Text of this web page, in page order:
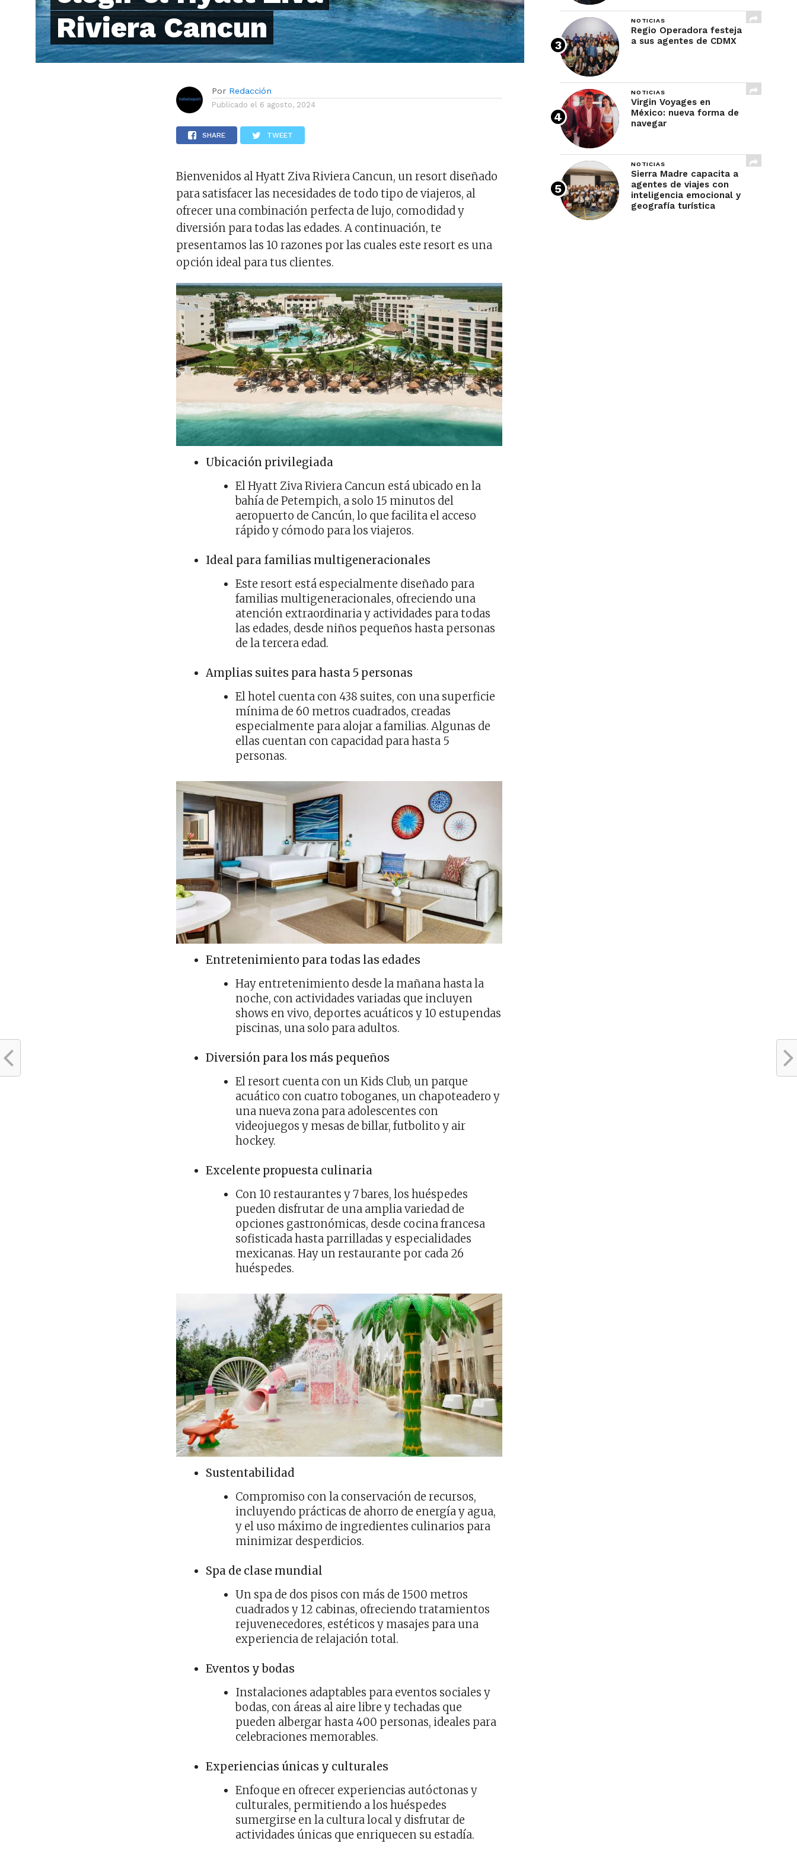
Riviera Cancun
Por Redacción
Publicado el 6 agosto, 2024
SHARE TWEET
Bienvenidos al Hyatt Ziva Riviera Cancun, un resort diseñado
para satisfacer las necesidades de todo tipo de viajeros, al
ofrecer una combinación perfecta de lujo, comodidad y
diversión para todas las edades. A continuación, te
presentamos las 10 razones por las cuales este resort es una
opción ideal para tus clientes.
Ubicación privilegiada
El Hyatt Ziva Riviera Cancun está ubicado en la
bahía de Petempich, a solo 15 minutos del
aeropuerto de Cancún, lo que facilita el acceso
rápido y cómodo para los viajeros.
Ideal para familias multigeneracionales
Este resort está especialmente diseñado para
familias multigeneracionales, ofreciendo una
atención extraordinaria y actividades para todas
las edades, desde niños pequeños hasta personas
de la tercera edad.
Amplias suites para hasta 5 personas
El hotel cuenta con 438 suites, con una superficie
mínima de 60 metros cuadrados, creadas
especialmente para alojar a familias. Algunas de
ellas cuentan con capacidad para hasta 5
personas.
Entretenimiento para todas las edades
Hay entretenimiento desde la mañana hasta la
noche, con actividades variadas que incluyen
shows en vivo, deportes acuáticos y 10 estupendas
piscinas, una solo para adultos.
Diversión para los más pequeños
El resort cuenta con un Kids Club, un parque
acuático con cuatro toboganes, un chapoteadero y
una nueva zona para adolescentes con
videojuegos y mesas de billar, futbolito y air
hockey.
Excelente propuesta culinaria
Con 10 restaurantes y 7 bares, los huéspedes
pueden disfrutar de una amplia variedad de
opciones gastronómicas, desde cocina francesa
sofisticada hasta parrilladas y especialidades
mexicanas. Hay un restaurante por cada 26
huéspedes.
Sustentabilidad
Compromiso con la conservación de recursos,
incluyendo prácticas de ahorro de energía y agua,
y el uso máximo de ingredientes culinarios para
minimizar desperdicios.
Spa de clase mundial
Un spa de dos pisos con más de 1500 metros
cuadrados y 12 cabinas, ofreciendo tratamientos
rejuvenecedores, estéticos y masajes para una
experiencia de relajación total.
Eventos y bodas
Instalaciones adaptables para eventos sociales y
bodas, con áreas al aire libre y techadas que
pueden albergar hasta 400 personas, ideales para
celebraciones memorables.
Experiencias únicas y culturales
Enfoque en ofrecer experiencias autóctonas y
culturales, permitiendo a los huéspedes
sumergirse en la cultura local y disfrutar de
actividades únicas que enriquecen su estadía.
NOTICIAS
Regio Operadora festeja
a sus agentes de CDMX
NOTICIAS
Virgin Voyages en
México: nueva forma de
navegar
NOTICIAS
Sierra Madre capacita a
agentes de viajes con
inteligencia emocional y
geografía turística